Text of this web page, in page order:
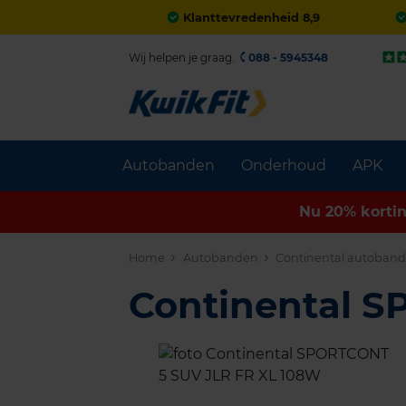
Klanttevredenheid 8,9
Autobanden Onderhoud APK
Wij helpen je graag. 088 - 5945348
Nu 20%
Home Autobanden Continental
Continental